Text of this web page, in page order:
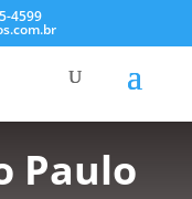
4599
Paulo